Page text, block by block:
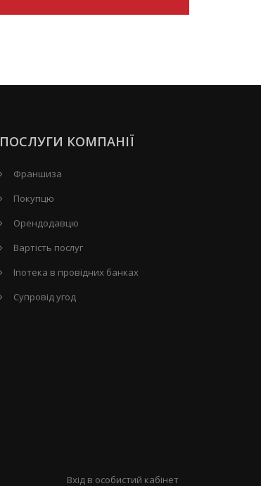
ПОСЛУГИ КОМПАНІЇ
Франшиза
Покупцю
Орендодавцю
Вартість послуг
Іпотека в провідних банках
Супровід угод
Вхід в особистий кабінет